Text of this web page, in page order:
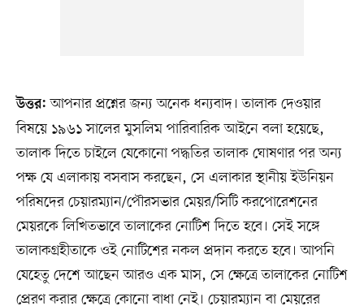
উত্তর:আপনার প্রশ্নের জন্য অনেক ধন্যবাদ। তালাক দেওয়ার
বিষয়ে ১৯৬১ সালের মুসলিম পারিবারিক আইনে বলা হয়েছে,
তালাক দিতে চাইলে যেকোনো পদ্ধতির তালাক ঘোষণার পর অন্য
পক্ষ যে এলাকায় বসবাস করছেন, সে এলাকার স্থানীয় ইউনিয়ন
পরিষদের চেয়ারম্যান/পৌরসভার মেয়র/সিটি করপোরেশনের
মেয়রকে লিখিতভাবে তালাকের নোটিশ দিতে হবে। সেই সঙ্গে
তালাকগ্রহীতাকে ওই নোটিশের নকল প্রদান করতে হবে। আপনি
যেহেতু দেশে আছেন আরও এক মাস, সে ক্ষেত্রে তালাকের নোটিশ
প্রেরণ করার ক্ষেত্রে কোনো বাধা নেই। চেয়ারম্যান বা মেয়রের